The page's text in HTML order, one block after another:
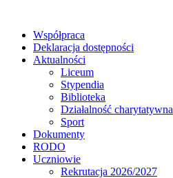
Współpraca
Deklaracja dostępności
Aktualności
Liceum
Stypendia
Biblioteka
Działalność charytatywna
Sport
Dokumenty
RODO
Uczniowie
Rekrutacja 2026/2027